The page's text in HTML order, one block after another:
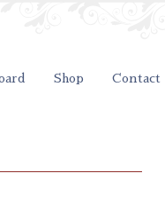
Shop Contact